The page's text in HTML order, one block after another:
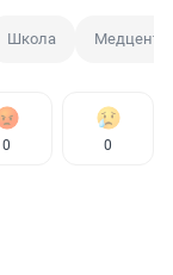
Школа Медцентр
0 0